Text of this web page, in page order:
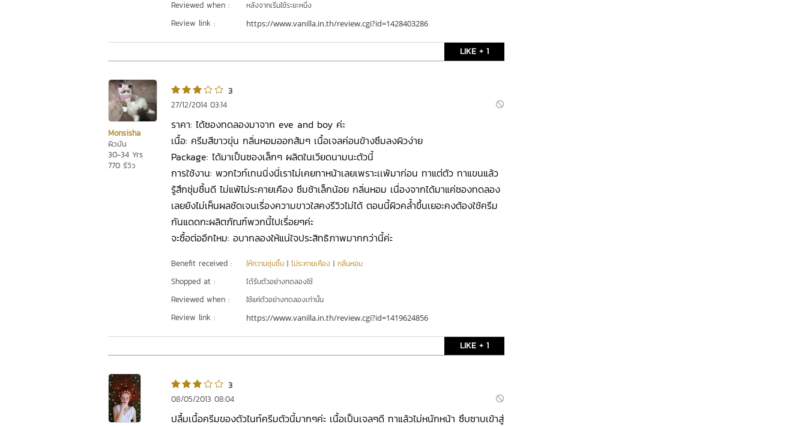
Reviewed when : หลังจากเริ่มใช้ระยะหนึ่ง
Review link : https://www.vanilla.in.th/review.cgi?id=1428403286
LIKE + 1
Monsisha
ผิวมัน
30-34 Yrs
770 รีวิว
3
27/12/2014 03:14
ราคา: ได้ซองทดลองมาจาก eve and boy ค่ะ
เนื้อ: ครีมสีขาวขุ่น กลิ่นหอมออกส้มๆ เนื้อเจลค่อนข้างซึมลงผิวง่าย
Package: ได้มาเป็นซองเล็กๆ ผลิตในเวียดนามนะตัวนี้
การใช้งาน: พวกไวท์เทนนิ่งนี่เราไม่เคยทาหน้าเลยเพราะเเพ้มาก่อน ทาแต่ตัว ทาแขนแล้ว
รู้สึกชุ่มชื้นดี ไม่แพ้ไม่ระคายเคือง ซึมช้าเล็กน้อย กลิ่นหอม เนื่องจากได้มาแค่ซองทดลอง
เลยยังไม่เห็นผลชัดเจนเรื่องความขาวใสคงรีวิวไม่ได้ ตอนนี้ผิวคล้ำขึ้นเยอะคงต้องใช้ครีม
กันแดดกะผลิตภัณฑ์พวกนี้ไปเรื่อยๆค่ะ
จะซื้อต่ออีกไหม: อบากลองให้แน่ใจประสิทธิภาพมากกว่านี้ค่ะ
Benefit received : ให้ความชุ่มชื้น | ไม่ระคายเคือง | กลิ่นหอม
Shopped at : ได้รับตัวอย่างทดลองใช้
Reviewed when : ใช้แค่ตัวอย่างทดลองเท่านั้น
Review link : https://www.vanilla.in.th/review.cgi?id=1419624856
LIKE + 1
3
08/05/2013 08:04
ปลื้มเนื้อครีมของตัวไนท์ครีมตัวนี้มากๆค่ะ เนื้อเป็นเจลๆดี ทาแล้วไม่หนักหน้า ซึบซาบเข้าสู่